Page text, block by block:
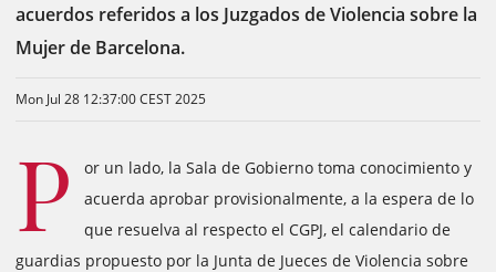
acuerdos referidos a los Juzgados de Violencia sobre la
Mujer de Barcelona.
Mon Jul 28 12:37:00 CEST 2025
P
or un lado, la Sala de Gobierno toma conocimiento y
acuerda aprobar provisionalmente, a la espera de lo
que resuelva al respecto el CGPJ, el calendario de
guardias propuesto por la Junta de Jueces de Violencia sobre